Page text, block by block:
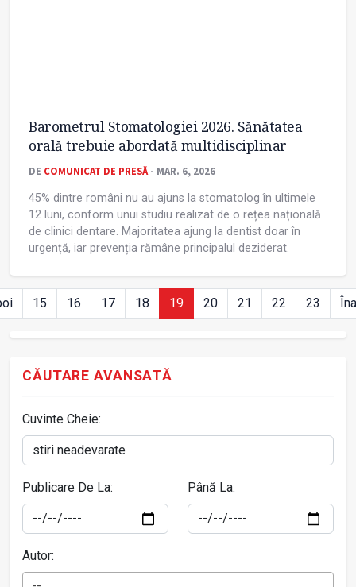
Barometrul Stomatologiei 2026. Sănătatea
orală trebuie abordată multidisciplinar
DE COMUNICAT DE PRESĂ- MAR. 6, 2026
45% dintre români nu au ajuns la stomatolog în ultimele
12 luni, conform unui studiu realizat de o rețea națională
de clinici dentare. Majoritatea ajung la dentist doar în
urgență, iar prevenția rămâne principalul deziderat.
15 16 17 18 19 20 21 22 23
CĂUTARE AVANSATĂ
Cuvinte Cheie:
Publicare De La: Până La:
Autor: